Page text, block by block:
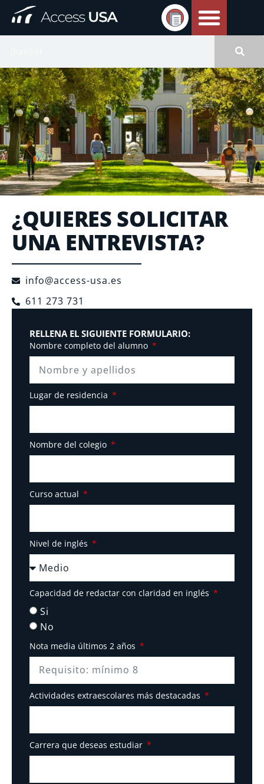
¿QUIERES SOLICITAR
UNA ENTREVISTA?
info@access-usa.es
611 273 731
RELLENA EL SIGUIENTE FORMULARIO:
Nombre completo del alumno
Lugar de residencia
Nombre del colegio
Curso actual
Nivel de inglés
Capacidad de redactar con claridad en inglés
Si
No
Nota media últimos 2 años
Actividades extraescolares más destacadas
Carrera que deseas estudiar